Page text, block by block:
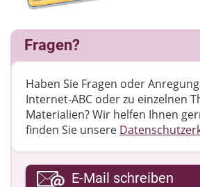
Fragen?
Haben Sie Fragen oder
Internet-ABC oder zu einzelnen
Materialien? Wir helfen Ihnen
finden Sie unsere
Ihre E-Mail-Adresse
E-Mail schreiben